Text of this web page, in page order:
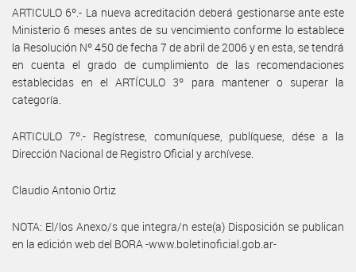
ARTICULO 6º.- La nueva acreditación deberá gestionarse ante este
Ministerio 6 meses antes de su vencimiento conforme lo establece
la Resolución Nº 450 de fecha 7 de abril de 2006 y en esta, se tendrá
en cuenta el grado de cumplimiento de las recomendaciones
establecidas en el ARTÍCULO 3º para mantener o superar la
categoría.
ARTICULO 7º.- Regístrese, comuníquese, publíquese, dése a la
Dirección Nacional de Registro Oficial y archívese.
Claudio Antonio Ortiz
NOTA: El/los Anexo/s que integra/n este(a) Disposición se publican
en la edición web del BORA -www.boletinoficial.gob.ar-